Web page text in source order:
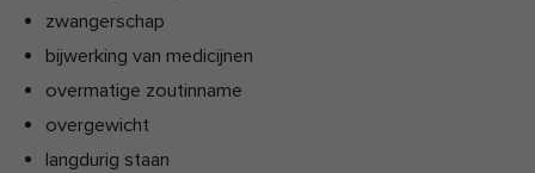
zwangerschap
bijwerking van medicijnen
overmatige zoutinname
overgewicht
langdurig staan